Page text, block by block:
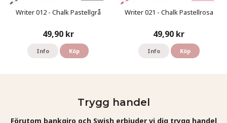
Writer 012 - Chalk Pastellgrå
49,90 kr
Info Köp
Writer 021 - Chalk Pastellrosa
49,90 kr
Info Köp
Trygg handel
Förutom bankgiro och Swish erbjuder vi dig trygg handel